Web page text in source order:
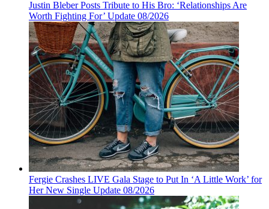
Justin Bleber Posts Tribute to His Bro: ‘Relationships Are
Worth Fighting For’ Update 08/2026
Fergie Crashes LIVE Gala Stage to Put In ‘A Little Work’ for
Her New Single Update 08/2026